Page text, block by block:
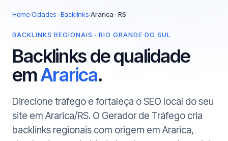
Home/Cidades · Backlinks/Ararica · RS
BACKLINKS REGIONAIS · RIO GRANDE DO SUL
Backlinks de qualidade
emArarica.
Direcione tráfego e fortaleça o SEO local do seu
site em Ararica/RS. O Gerador de Tráfego cria
backlinks regionais com origem em Ararica,